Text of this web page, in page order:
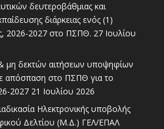
δευτεροβάθμιας και
διάρκειας ενός (1)
2026-2027 στο ΠΣΠΘ. 27 Ιουλίου
μη δεκτών αιτήσεων υποψηφίων
απόσπαση στο ΠΣΠΘ για το
2027 21 Ιουλίου 2026
Ηλεκτρονικής υποβολής
Δελτίου (Μ.Δ.) ΓΕΛ/ΕΠΑΛ